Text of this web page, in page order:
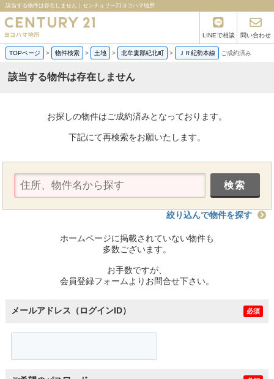
該当する物件は存在しません｜センチュリー21ヨコハマ地所
LINEで相談 問い合わせ
TOPページ > 物件検索 > 土地 > 北牟婁郡紀北町 > ＪＲ紀勢本線 ご成約済み
該当する物件は存在しません
お探しの物件はご成約済みとなっております。
下記にて再検索をお願いたします。
絞り込んで物件を探す
ホームページに掲載されていない物件も
多数ございます。
お手数ですが、
会員登録フォームよりお問合せ下さい。
メールアドレス（ログインID） 必須